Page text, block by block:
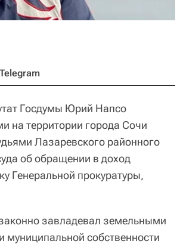
Telegram
Госдумы Юрий Напсо
на территории города Сочи
Лазаревского районного
об обращении в доход
Генеральной прокуратуры,
завладевал земельными
собственности